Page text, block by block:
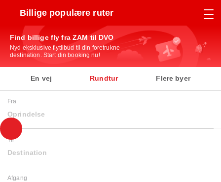
Billige populære ruter
Find billige fly fra ZAM til DVO
Nyd eksklusive flytilbud til din foretrukne
destination. Start din booking nu!
En vej Rundtur Flere byer
Fra
Oprindelse
Til
Destination
Afgang